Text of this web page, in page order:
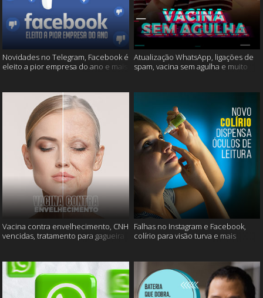
Novidades no Telegram, Facebook é
eleito a pior empresa do ano e mais
Atualização WhatsApp, ligações de
spam, vacina sem agulha e muito
Vacina contra envelhecimento, CNH
vencidas, tratamento para gagueira
Falhas no Instagram e Facebook,
colírio para visão turva e mais